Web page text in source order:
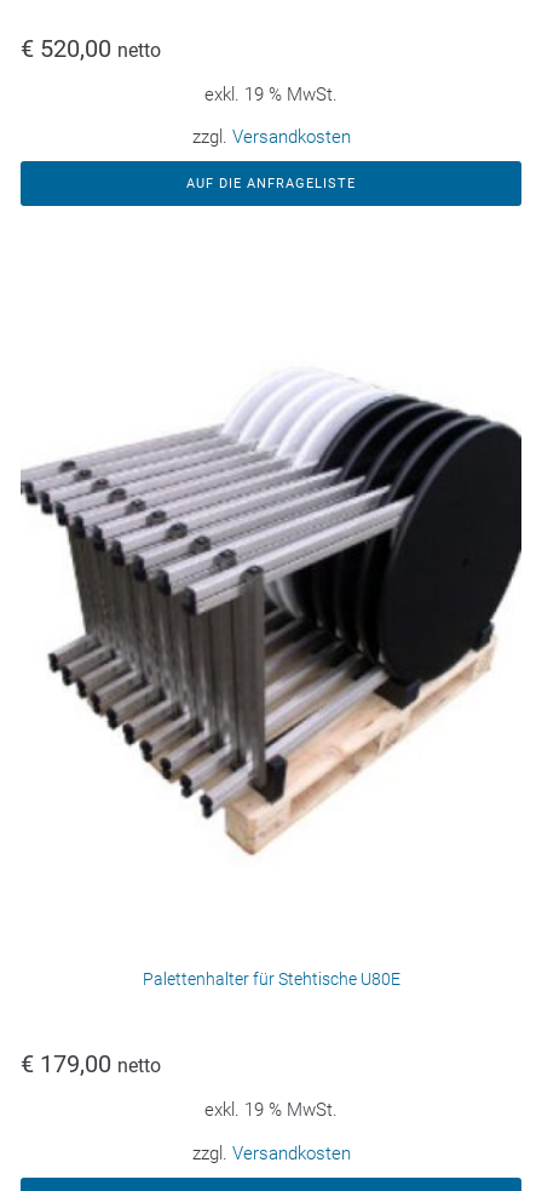
€ 520,00 netto
exkl. 19 % MwSt.
zzgl. Versandkosten
AUF DIE ANFRAGELISTE
Palettenhalter für Stehtische U80E
€ 179,00 netto
exkl. 19 % MwSt.
zzgl. Versandkosten